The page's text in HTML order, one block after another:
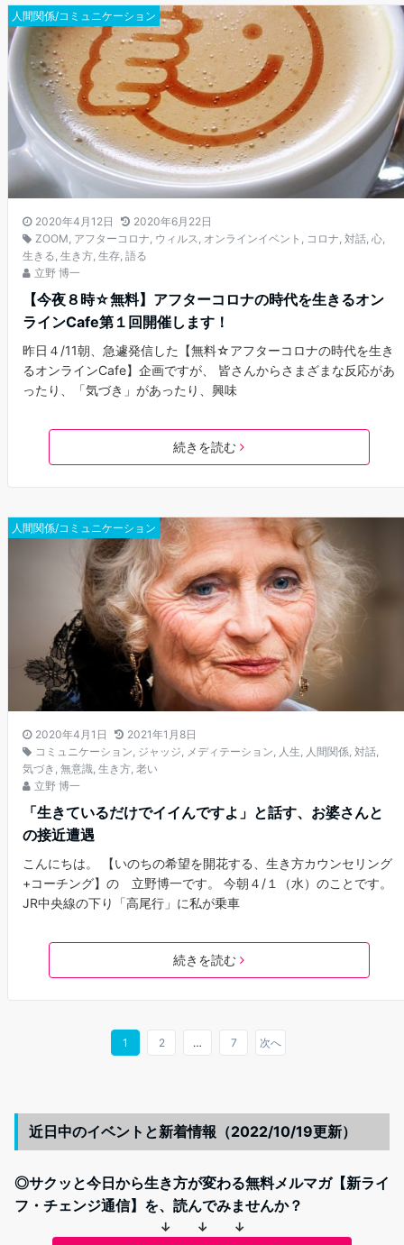
人間関係/コミュニケーション
2020年4月12日
2020年6月22日
ZOOM, アフターコロナ, ウィルス, オンラインイベント , コロナ, 対話, 心,
生きる, 生き方, 生存, 語る
立野 博一
【今夜８時☆無料】アフターコロナの時代を生きるオン
ラインCafe第１回開催します！
昨日４/11朝、急遽発信した【無料☆アフターコロナの時代を生き
るオンラインCafe】企画ですが、 皆さんからさまざまな反応があ
ったり、「気づき」があったり、興味
続きを読む
人間関係/コミュニケーション
2020年4月1日
2021年1月8日
コミュニケーション, ジャッジ, メディテーション, 人生, 人間関係, 対話,
気づき , 無意識, 生き方, 老い
立野 博一
「生きているだけでイイんですよ」と話す、お婆さんと
の接近遭遇
こんにちは。 【いのちの希望を開花する、生き方カウンセリング
+コーチング】の 立野博一です。 今朝４/１（水）のことです。
JR中央線の下り「高尾行」に私が乗車
続きを読む
1 2 … 7 次へ
近日中のイベントと新着情報（2022/10/19更新）
◎サクッと今日から生き方が変わる無料メルマガ【新ライ
フ・チェンジ通信】を、読んでみませんか？
↓ ↓ ↓